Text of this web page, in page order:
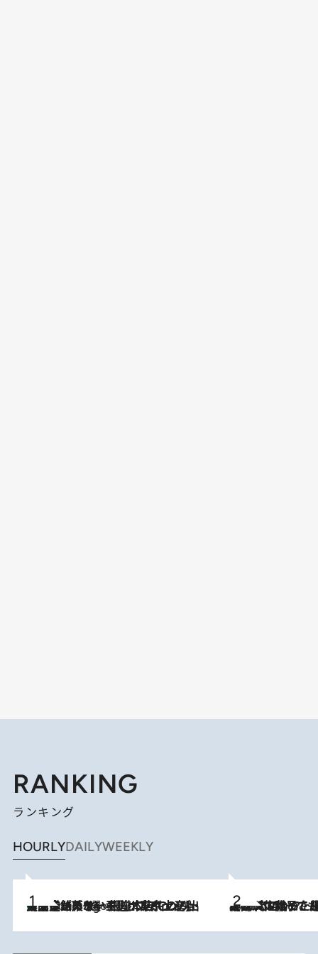
RANKING
ランキング
HOURLYDAILYWEEKLY
6 Hours Ago
【間違いのない王道・東京土産】資生堂パーラー 銀座本店でのみ出会える銘菓5選《極上プディング・濃厚チーズケーキ・ボンボンショコラほか》 2026.8.5
【阿川佐和子さんの年とる力】なぜ70代で始めた趣味は“こんなに楽しい”のか？ ピアノ、俳句…スランプに陥っても続けられる“ある秘訣”とは